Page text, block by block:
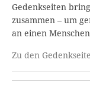
Gedenkseiten
zusammen – um
an einen
Zu den